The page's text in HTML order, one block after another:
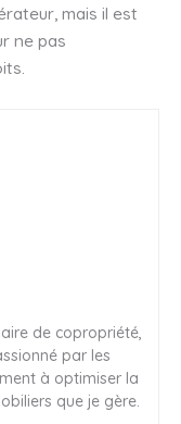
mais il est
ne pas
de copropriété,
par les
à optimiser la
que je gère.